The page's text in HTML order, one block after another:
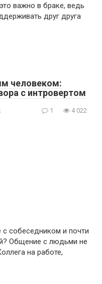
важно в браке, ведь
друг друга
человеком:
с интровертом
1 4 022
с собеседником и почти
Общение с людьми не
на работе,